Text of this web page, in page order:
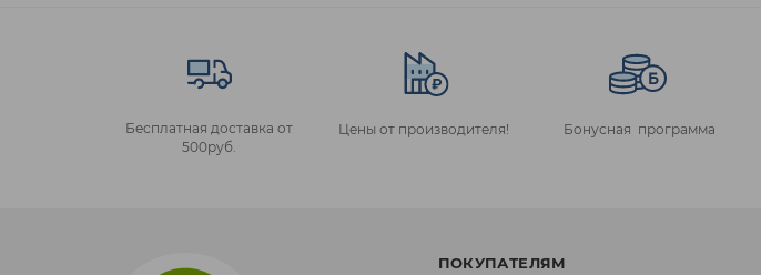
Бесплатная доставка от
500руб.
Цены от производителя! Бонусная программа
ПОКУПАТЕЛЯМ